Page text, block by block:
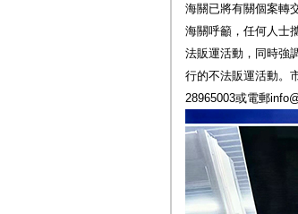
海關已將有關個案轉
海關呼籲，任何人士
法販運活動，同時強
行的不法販運活動。
28965003或電郵